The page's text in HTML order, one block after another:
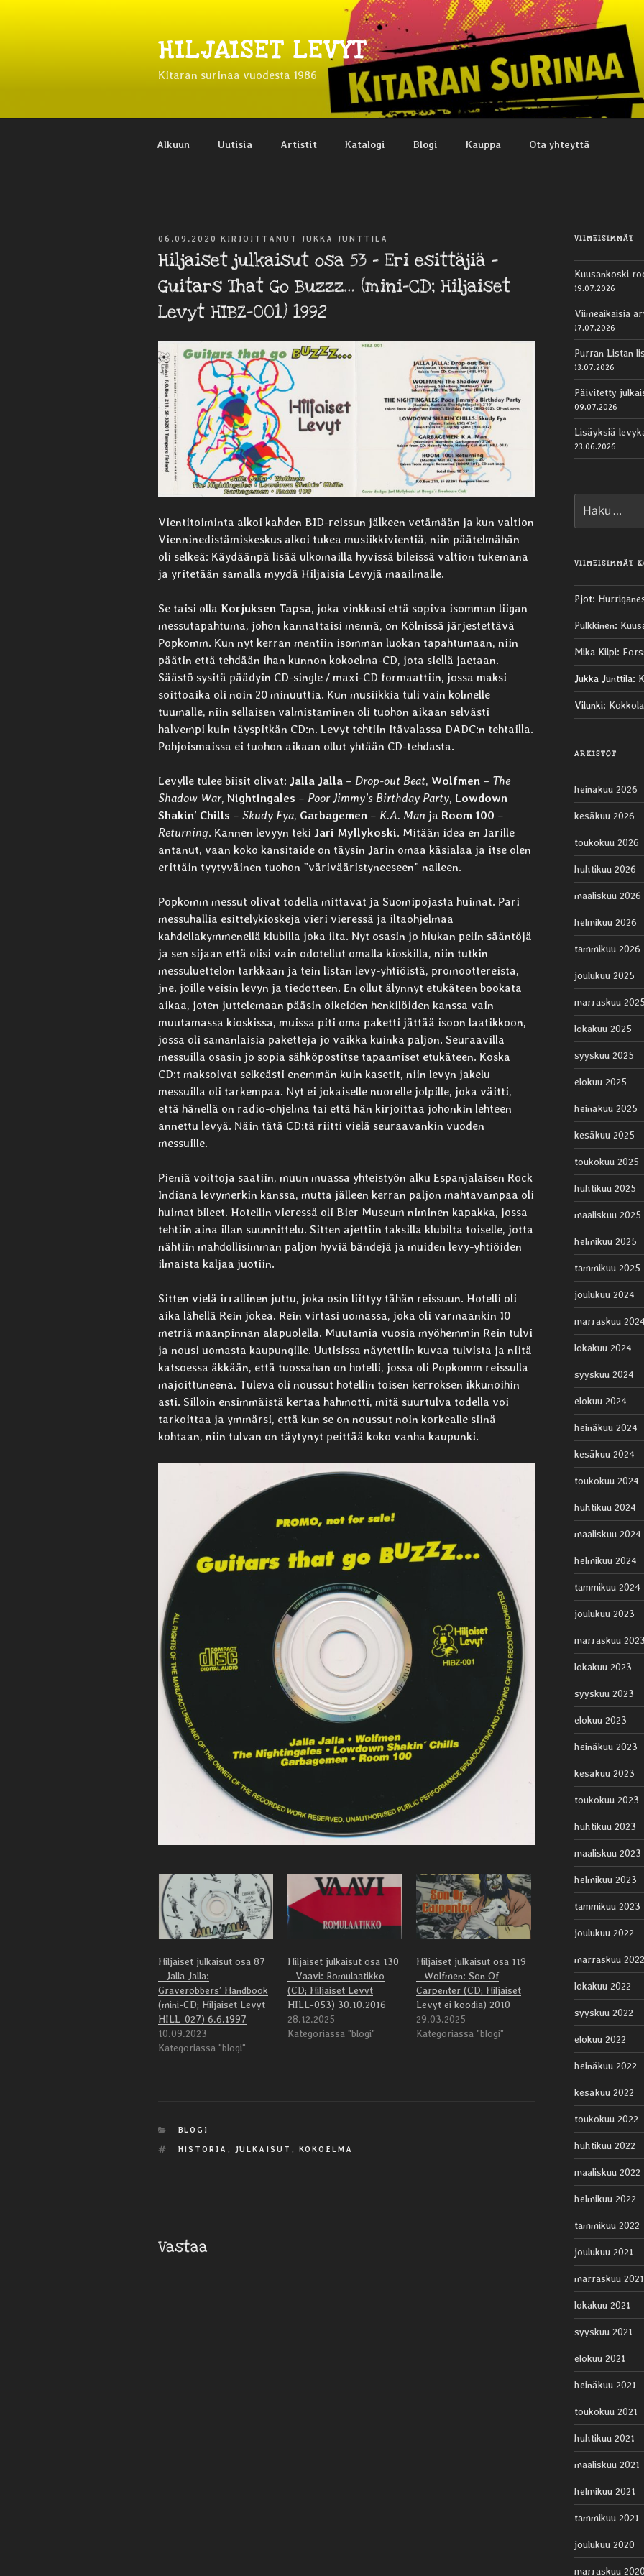
HILJAISET LEVYT
Kitaran surinaa vuodesta 1986
Alkuun Uutisia Artistit Katalogi Blogi Kauppa Ota yhteyttä
JULKAISTU
06.09.2020 KIRJOITTANUT JUKKA JUNTTILA
Hiljaiset julkaisut osa 53 – Eri esittäjiä ‎–
Guitars That Go Buzzz… (mini-CD; Hiljaiset
Levyt HIBZ-001) 1992
Vientitoiminta alkoi kahden BID-reissun jälkeen vetämään ja kun valtion
Vienninedistämiskeskus alkoi tukea musiikkivientiä, niin päätelmähän
oli selkeä: Käydäänpä lisää ulkomailla hyvissä bileissä valtion tukemana
ja yritetään samalla myydä Hiljaisia Levyjä maailmalle.
Se taisi olla Korjuksen Tapsa, joka vinkkasi että sopiva isomman liigan
messutapahtuma, johon kannattaisi mennä, on Kölnissä järjestettävä
Popkomm. Kun nyt kerran mentiin isomman luokan tapahtumaan, niin
päätin että tehdään ihan kunnon kokoelma-CD, jota siellä jaetaan.
Säästö sysitä päädyin CD-single / maxi-CD formaattiin, jossa maksi
soittoaika oli noin 20 minuuttia. Kun musiikkia tuli vain kolmelle
tuumalle, niin sellaisen valmistaminen oli tuohon aikaan selvästi
halvempi kuin täyspitkän CD:n. Levyt tehtiin Itävalassa DADC:n tehtailla.
Pohjoismaissa ei tuohon aikaan ollut yhtään CD-tehdasta.
Levylle tulee biisit olivat: Jalla Jalla – Drop-out Beat, Wolfmen – The
Shadow War, Nightingales – Poor Jimmy’s Birthday Party, Lowdown
Shakin’ Chills – Skudy Fya, Garbagemen – K.A. Man ja Room 100 –
Returning. Kannen levyyn teki Jari Myllykoski. Mitään idea en Jarille
antanut, vaan koko kansitaide on täysin Jarin omaa käsialaa ja itse olen
erittäin tyytyväinen tuohon ”värivääristyneeseen” nalleen.
Popkomm messut olivat todella mittavat ja Suomipojasta huimat. Pari
messuhallia esittelykioskeja vieri vieressä ja iltaohjelmaa
kahdellakymmenellä klubilla joka ilta. Nyt osasin jo hiukan pelin sääntöjä
ja sen sijaan että olisi vain odotellut omalla kioskilla, niin tutkin
messuluettelon tarkkaan ja tein listan levy-yhtiöistä, promoottereista,
jne. joille veisin levyn ja tiedotteen. En ollut älynnyt etukäteen bookata
aikaa, joten juttelemaan pääsin oikeiden henkilöiden kanssa vain
muutamassa kioskissa, muissa piti oma paketti jättää isoon laatikkoon,
jossa oli samanlaisia paketteja jo vaikka kuinka paljon. Seuraavilla
messuilla osasin jo sopia sähköpostitse tapaamiset etukäteen. Koska
CD:t maksoivat selkeästi enemmän kuin kasetit, niin levyn jakelu
messuilla oli tarkempaa. Nyt ei jokaiselle nuorelle jolpille, joka väitti,
että hänellä on radio-ohjelma tai että hän kirjoittaa johonkin lehteen
annettu levyä. Näin tätä CD:tä riitti vielä seuraavankin vuoden
messuille.
Pieniä voittoja saatiin, muun muassa yhteistyön alku Espanjalaisen Rock
Indiana levymerkin kanssa, mutta jälleen kerran paljon mahtavampaa oli
huimat bileet. Hotellin vieressä oli Bier Museum niminen kapakka, jossa
tehtiin aina illan suunnittelu. Sitten ajettiin taksilla klubilta toiselle, jotta
nähtiin mahdollisimman paljon hyviä bändejä ja muiden levy-yhtiöiden
ilmaista kaljaa juotiin.
Sitten vielä irrallinen juttu, joka osin liittyy tähän reissuun. Hotelli oli
aika lähellä Rein jokea. Rein virtasi uomassa, joka oli varmaankin 10
metriä maanpinnan alapuolella. Muutamia vuosia myöhemmin Rein tulvi
ja nousi uomasta kaupungille. Uutisissa näytettiin kuvaa tulvista ja niitä
katsoessa äkkään, että tuossahan on hotelli, jossa oli Popkomm reissulla
majoittuneena. Tuleva oli noussut hotellin toisen kerroksen ikkunoihin
asti. Silloin ensimmäistä kertaa hahmotti, mitä suurtulva todella voi
tarkoittaa ja ymmärsi, että kun se on noussut noin korkealle siinä
kohtaan, niin tulvan on täytynyt peittää koko vanha kaupunki.
Hiljaiset julkaisut osa 87
– Jalla Jalla:
Graverobbers’ Handbook
(mini-CD; Hiljaiset Levyt
HILL-027) 6.6.1997
10.09.2023
Kategoriassa "blogi"
Hiljaiset julkaisut osa 130
– Vaavi: Romulaatikko
(CD; Hiljaiset Levyt
HILL-053) 30.10.2016
28.12.2025
Kategoriassa "blogi"
Hiljaiset julkaisut osa 119
– Wolfmen: Son Of
Carpenter (CD; Hiljaiset
Levyt ei koodia) 2010
29.03.2025
Kategoriassa "blogi"
KATEGORIAT
BLOGI
AVAINSANAT
HISTORIA , JULKAISUT , KOKOELMA
Vastaa
VIIMEISIMMÄT
Kuusankoski
19.07.2026
Viimeaikaisia
17.07.2026
Purran Listan
13.07.2026
Päivitetty
09.07.2026
Lisäyksiä
23.06.2026
VIIMEISIMMÄT
Pjot:
Pulkkinen:
Mika Kilpi:
Jukka Junttila:
Vilunki:
ARKISTOT
heinäkuu 2026
kesäkuu 2026
toukokuu 2026
huhtikuu 2026
maaliskuu 2026
helmikuu 2026
tammikuu 2026
joulukuu 2025
marraskuu
lokakuu 2025
syyskuu 2025
elokuu 2025
heinäkuu 2025
kesäkuu 2025
toukokuu 2025
huhtikuu 2025
maaliskuu 2025
helmikuu 2025
tammikuu 2025
joulukuu 2024
marraskuu
lokakuu 2024
syyskuu 2024
elokuu 2024
heinäkuu 2024
kesäkuu 2024
toukokuu 2024
huhtikuu 2024
maaliskuu 2024
helmikuu 2024
tammikuu 2024
joulukuu 2023
marraskuu
lokakuu 2023
syyskuu 2023
elokuu 2023
heinäkuu 2023
kesäkuu 2023
toukokuu 2023
huhtikuu 2023
maaliskuu 2023
helmikuu 2023
tammikuu 2023
joulukuu 2022
marraskuu 2022
lokakuu 2022
syyskuu 2022
elokuu 2022
heinäkuu 2022
kesäkuu 2022
toukokuu 2022
huhtikuu 2022
maaliskuu 2022
helmikuu 2022
tammikuu 2022
joulukuu 2021
marraskuu 2021
lokakuu 2021
syyskuu 2021
elokuu 2021
heinäkuu 2021
toukokuu 2021
huhtikuu 2021
maaliskuu 2021
helmikuu 2021
tammikuu 2021
joulukuu 2020
marraskuu